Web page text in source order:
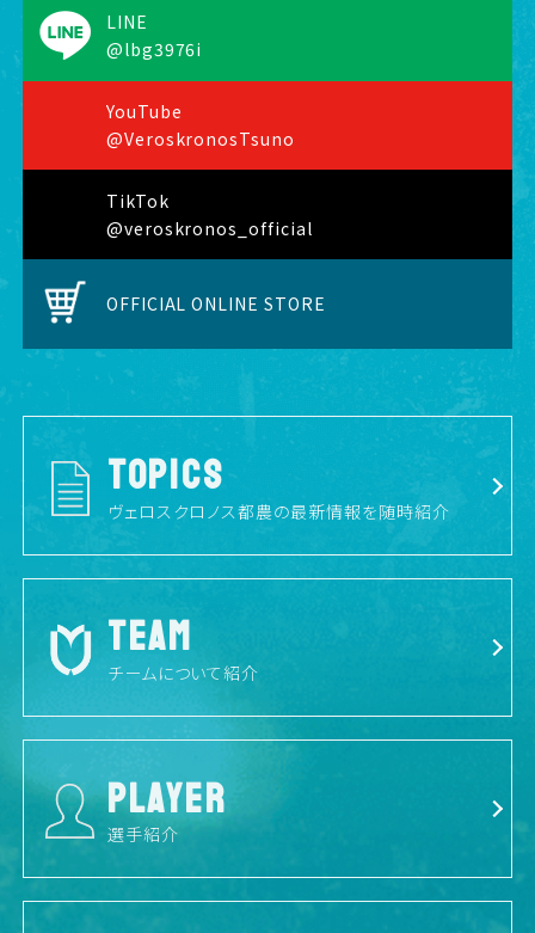
LINE
@lbg3976i
YouTube
@VeroskronosTsuno
TikTok
@veroskronos_official
OFFICIAL ONLINE STORE
TOPICS
ヴェロスクロノス都農の最新情報を随時紹介
TEAM
チームについて紹介
PLAYER
選手紹介